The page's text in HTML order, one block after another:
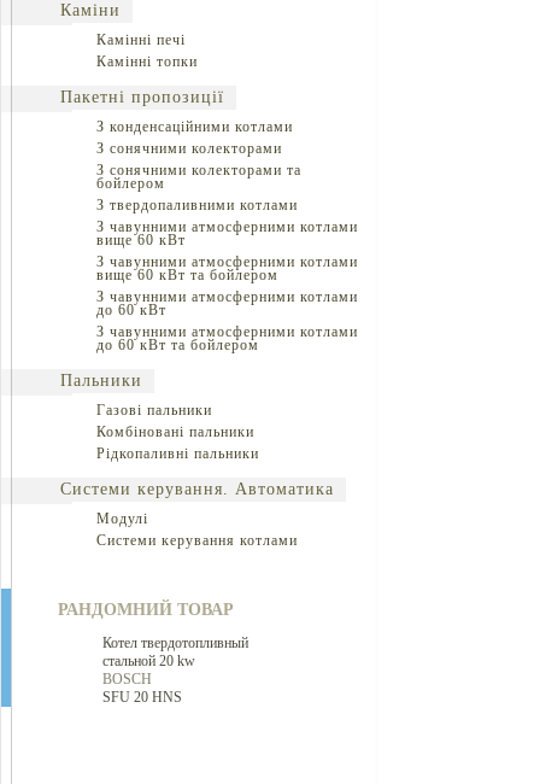
Каміни
Камінні печі
Камінні топки
Пакетні пропозиції
З конденсаційними котлами
З сонячними колекторами
З сонячними колекторами та
бойлером
З твердопаливними котлами
З чавунними атмосферними котлами
вище 60 кВт
З чавунними атмосферними котлами
вище 60 кВт та бойлером
З чавунними атмосферними котлами
до 60 кВт
З чавунними атмосферними котлами
до 60 кВт та бойлером
Пальники
Газові пальники
Комбіновані пальники
Рідкопаливні пальники
Системи керування. Автоматика
Модулі
Системи керування котлами
РАНДОМНИЙ ТОВАР
Котел твердотопливный
стальной 20 kw
BOSCH
SFU 20 HNS